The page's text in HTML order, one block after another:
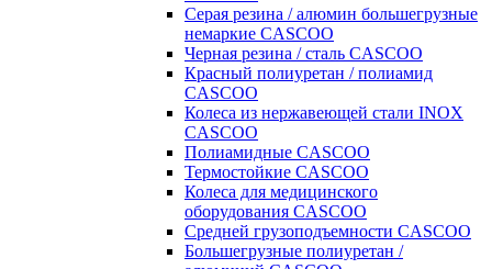
Серая резина / алюмин большегрузные
немаркие CASCOO
Черная резина / сталь CASCOO
Красный полиуретан / полиамид
CASCOO
Колеса из нержавеющей стали INOX
CASCOO
Полиамидные CASCOO
Термостойкие CASCOO
Колеса для медицинского
оборудования CASCOO
Средней грузоподъемности CASCOO
Большегрузные полиуретан /